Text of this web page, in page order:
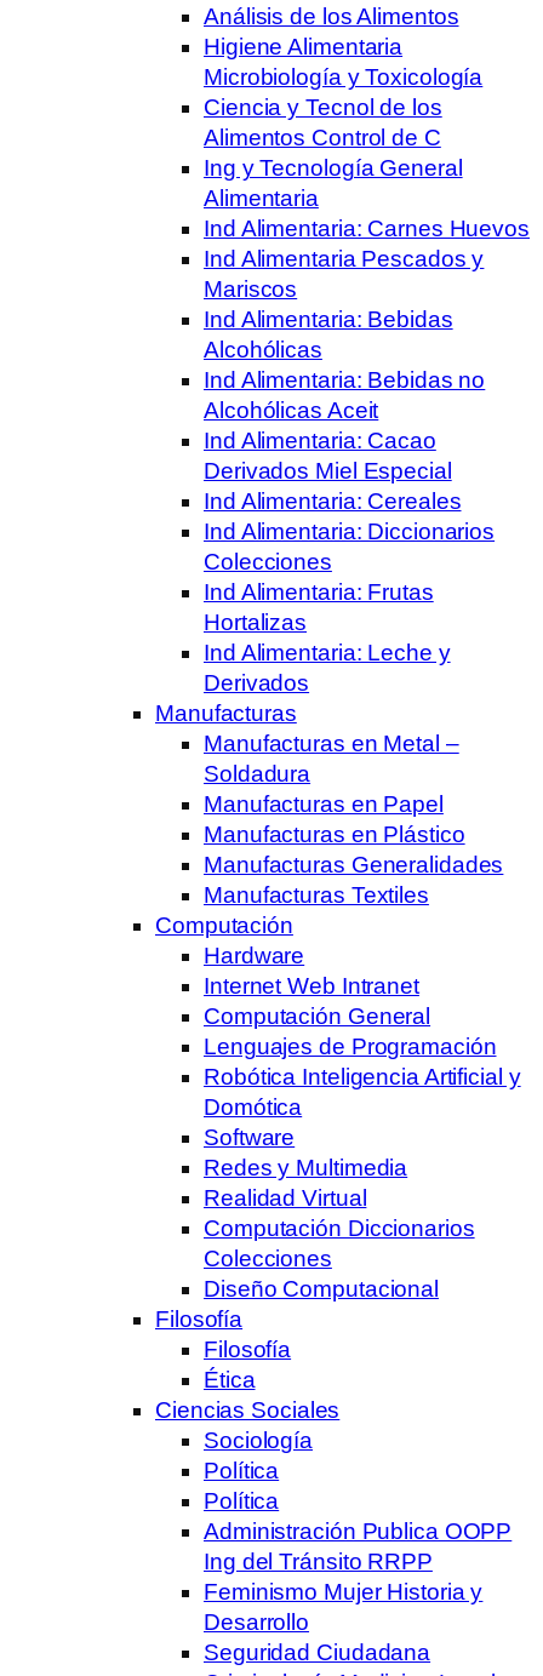
Análisis de los Alimentos
Higiene Alimentaria
Microbiología y Toxicología
Ciencia y Tecnol de los
Alimentos Control de C
Ing y Tecnología General
Alimentaria
Ind Alimentaria: Carnes Huevos
Ind Alimentaria Pescados y
Mariscos
Ind Alimentaria: Bebidas
Alcohólicas
Ind Alimentaria: Bebidas no
Alcohólicas Aceit
Ind Alimentaria: Cacao
Derivados Miel Especial
Ind Alimentaria: Cereales
Ind Alimentaria: Diccionarios
Colecciones
Ind Alimentaria: Frutas
Hortalizas
Ind Alimentaria: Leche y
Derivados
Manufacturas
Manufacturas en Metal –
Soldadura
Manufacturas en Papel
Manufacturas en Plástico
Manufacturas Generalidades
Manufacturas Textiles
Computación
Hardware
Internet Web Intranet
Computación General
Lenguajes de Programación
Robótica Inteligencia Artificial y
Domótica
Software
Redes y Multimedia
Realidad Virtual
Computación Diccionarios
Colecciones
Diseño Computacional
Filosofía
Filosofía
Ética
Ciencias Sociales
Sociología
Política
Política
Administración Publica OOPP
Ing del Tránsito RRPP
Feminismo Mujer Historia y
Desarrollo
Seguridad Ciudadana